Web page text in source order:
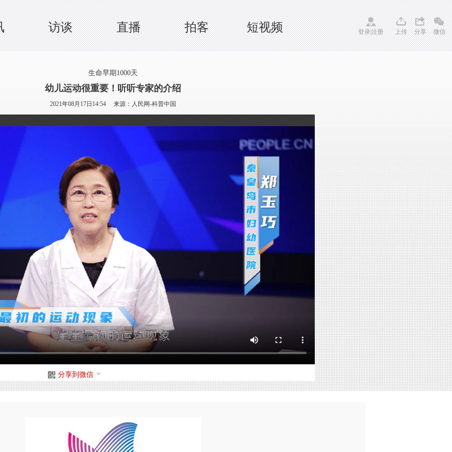
访谈 直播 拍客 短视频 登录注册 上传 分享 微信
生命早期1000天
幼儿运动很重要！听听专家的介绍
2021年08月17日14:54 来源： 人民网-科普中国
分享到微信